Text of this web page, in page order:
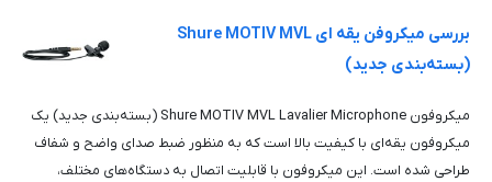
بررسی میکروفن یقه ای Shure MOTIV MVL
(بسته‌بندی جدید)
میکروفون Shure MOTIV MVL Lavalier Microphone (بسته‌بندی جدید) یک
میکروفون یقه‌ای با کیفیت بالا است که به منظور ضبط صدای واضح و شفاف
طراحی شده است. این میکروفون با قابلیت اتصال به دستگاه‌های مختلف،